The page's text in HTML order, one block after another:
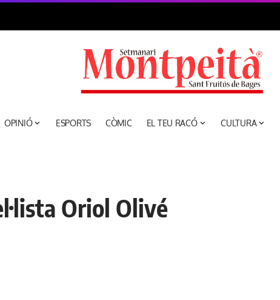
OPINIÓ ESPORTS CÒMIC EL TEU RACÓ CULTURA
Oriol Olivé